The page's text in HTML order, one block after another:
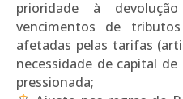
prioridade à
vencimentos de
afetadas pelas tarifas
necessidade de capital
pressionada;